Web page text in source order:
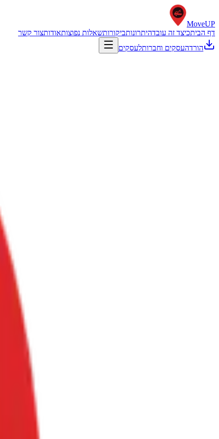
MoveUP
דף הביתכיצד זה עובדהיתרונותביקורותשאלות נפוצותאודותצור קשר
הורדהעסקים וחברותלעסקים